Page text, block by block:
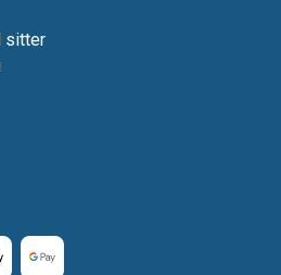
sitter